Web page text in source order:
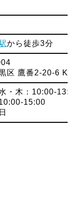
から徒歩3分
区 鷹番2-20-6
・木：10:00-
15:00